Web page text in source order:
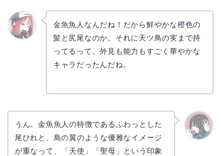
金魚魚人なんだね！だから鮮やかな橙色の
髪と尻尾なのか。それに天ツ鳥の実まで持
ってるって、外見も能力もすごく華やかな
キャラだったんだね。
うん。金魚魚人の特徴であるふわっとした
尾ひれと、鳥の翼のような優雅なイメージ
が重なって、「天使」「聖母」という印象